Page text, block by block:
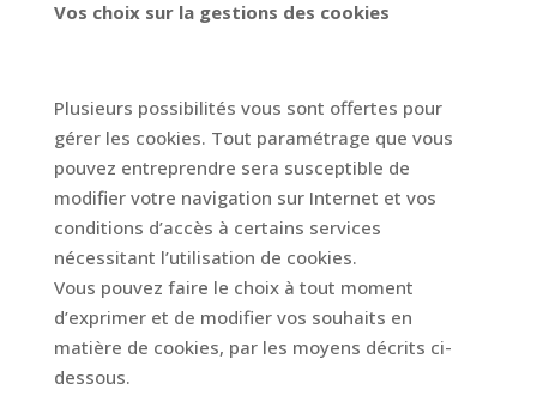
Vos choix sur la gestions des cookies
Plusieurs possibilités vous sont offertes pour
gérer les cookies. Tout paramétrage que vous
pouvez entreprendre sera susceptible de
modifier votre navigation sur Internet et vos
conditions d’accès à certains services
nécessitant l’utilisation de cookies.
Vous pouvez faire le choix à tout moment
d’exprimer et de modifier vos souhaits en
matière de cookies, par les moyens décrits ci-
dessous.